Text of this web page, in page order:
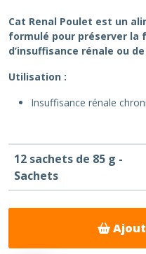
Cat Renal Poulet est un
formulé pour préserver la
d’insuffisance rénale ou
Utilisation :
Insuffisance rénale
12 sachets de 85 g -
Sachets